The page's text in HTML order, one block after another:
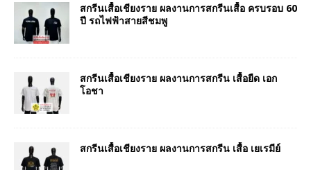
สกรีนเสื้อเชียงราย ผลงานการสกรีนเสื้อ ครบรอบ 60
ปี รถไฟฟ้าสายสีชมพู
สกรีนเสื้อเชียงราย ผลงานการสกรีน เสื้อยืด เอก
โอชา
สกรีนเสื้อเชียงราย ผลงานการสกรีน เสื้อ เยเรมีย์